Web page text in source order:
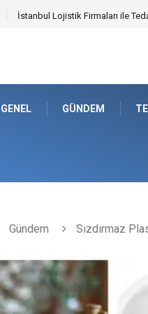
Dalaman Bozburun Transfer:
GENEL GÜNDEM
Gündem Sızdırmaz